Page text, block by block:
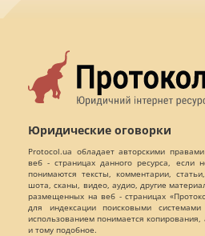
Юридические оговорки
Protocol.ua обладает авторскими
веб - страницах данного ресурса, если
понимаются тексты, комментарии,
шота, сканы, видео, аудио, другие
размещенных на веб - страницах
для индексации поисковыми
использованием понимается
и тому подобное.